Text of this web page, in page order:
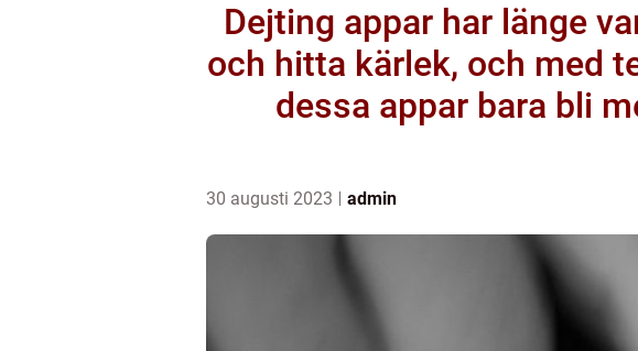
Dejting appar har länge
och hitta kärlek, och med
dessa appar bara bli
30 augusti 2023 admin